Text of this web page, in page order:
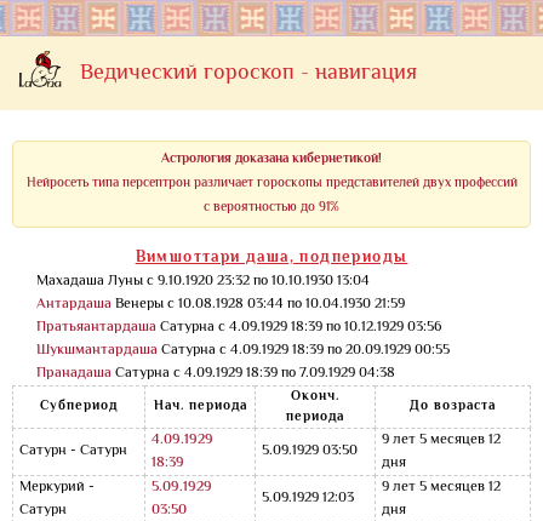
Ведический гороскоп - навигация
Астрология доказана кибернетикой!
Нейросеть типа персептрон различает гороскопы представителей двух профессий
с вероятностью до 91%
Вимшоттари даша, подпериоды
Махадаша Луны с 9.10.1920 23:32 по 10.10.1930 13:04
Антардаша Венеры с 10.08.1928 03:44 по 10.04.1930 21:59
Пратьяантардаша Сатурна с 4.09.1929 18:39 по 10.12.1929 03:56
Шукшмантардаша Сатурна с 4.09.1929 18:39 по 20.09.1929 00:55
Пранадаша Сатурна с 4.09.1929 18:39 по 7.09.1929 04:38
Субпериод Нач. периода
Оконч.
периода
До возраста
Сатурн - Сатурн
4.09.1929
18:39
5.09.1929 03:50
9 лет 5 месяцев 12
дня
Меркурий -
Сатурн
5.09.1929
03:50
5.09.1929 12:03
9 лет 5 месяцев 12
дня